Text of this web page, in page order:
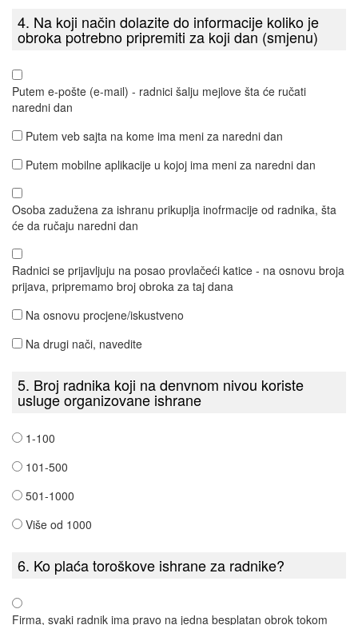
4. Na koji način dolazite do informacije koliko je
obroka potrebno pripremiti za koji dan (smjenu)
Putem e-pošte (e-mail) - radnici šalju mejlove šta će ručati
naredni dan
Putem veb sajta na kome ima meni za naredni dan
Putem mobilne aplikacije u kojoj ima meni za naredni dan
Osoba zadužena za ishranu prikuplja inofrmacije od radnika, šta
će da ručaju naredni dan
Radnici se prijavljuju na posao provlačeći katice - na osnovu broja
prijava, pripremamo broj obroka za taj dana
Na osnovu procjene/iskustveno
Na drugi nači, navedite
5. Broj radnika koji na denvnom nivou koriste
usluge organizovane ishrane
1-100
101-500
501-1000
Više od 1000
6. Ko plaća toroškove ishrane za radnike?
Firma, svaki radnik ima pravo na jedna besplatan obrok tokom